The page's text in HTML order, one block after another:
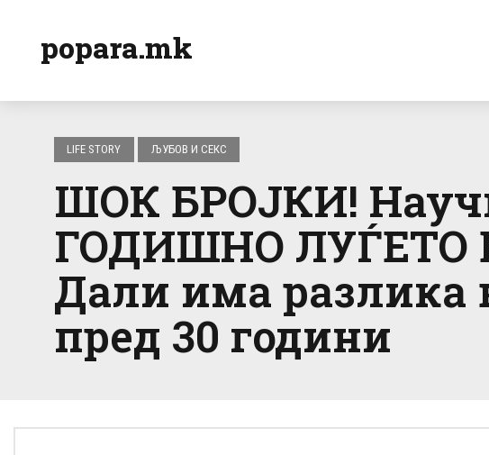
popara.mk
LIFE STORY ЉУБОВ И СЕКС
ШОК БРОЈКИ!
ГОДИШНО ЛУЃЕТО
Дали има разлика
пред 30 години